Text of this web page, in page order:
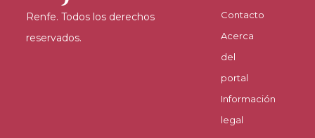
Renfe. Todos los derechos
reservados.
Contacto
Acerca
del
portal
Información
legal